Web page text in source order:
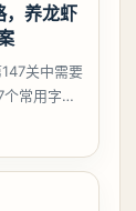
，养龙虾
关中需要
常用字，
虾、卜、